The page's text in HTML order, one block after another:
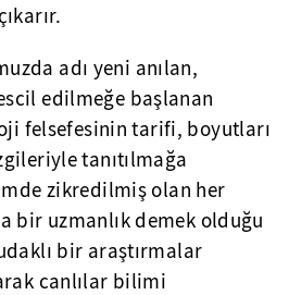
adı yeni anılan,
edilmeğe başlanan
felsefesinin tarifi, boyutları
tanıtılmağa
zikredilmiş olan her
bir uzmanlık demek olduğu
bir araştırmalar
canlılar bilimi